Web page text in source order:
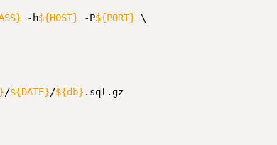
-h${HOST} -P${PORT} \
/${DATE}/${db} .sql.gz